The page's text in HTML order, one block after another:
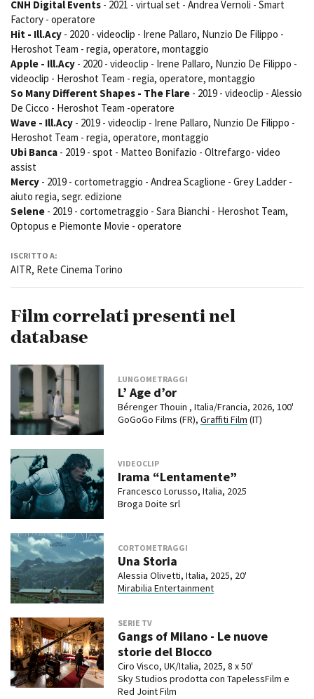
CNH Digital Events - 2021 - virtual set - Andrea Vernoli - Smart
Factory - operatore
Hit - Ill.Acy - 2020 - videoclip - Irene Pallaro, Nunzio De Filippo -
Heroshot Team - regia, operatore, montaggio
Apple - Ill.Acy - 2020 - videoclip - Irene Pallaro, Nunzio De Filippo -
videoclip - Heroshot Team - regia, operatore, montaggio
So Many Different Shapes - The Flare - 2019 - videoclip - Alessio
De Cicco - Heroshot Team -operatore
Wave - Ill.Acy - 2019 - videoclip - Irene Pallaro, Nunzio De Filippo -
Heroshot Team - regia, operatore, montaggio
Ubi Banca - 2019 - spot - Matteo Bonifazio - Oltrefargo- video
assist
Mercy - 2019 - cortometraggio - Andrea Scaglione - Grey Ladder -
aiuto regia, segr. edizione
Selene - 2019 - cortometraggio - Sara Bianchi - Heroshot Team,
Optopus e Piemonte Movie - operatore
ISCRITTO A:
AITR, Rete Cinema Torino
Film correlati presenti nel
database
LUNGOMETRAGGI
L’ Age d’or
Bérenger Thouin , Italia/Francia, 2026, 100'
GoGoGo Films (FR), Graffiti Film (IT)
VIDEOCLIP
Irama “Lentamente”
Francesco Lorusso, Italia, 2025
Broga Doite srl
CORTOMETRAGGI
Una Storia
Alessia Olivetti, Italia, 2025, 20'
Mirabilia Entertainment
SERIE TV
Gangs of Milano - Le nuove
storie del Blocco
Ciro Visco, UK/Italia, 2025, 8 x 50'
Sky Studios prodotta con TapelessFilm e
Red Joint Film